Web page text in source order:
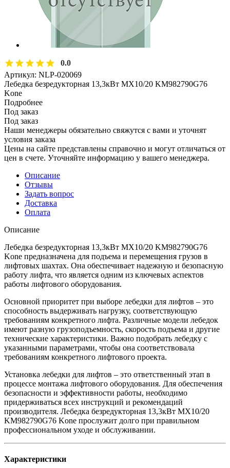
0.0
Артикул: NLP-020069
Лебедка безредукторная 13,3кВт MX10/20 KM982790G76
Kone
Подробнее
Под заказ
Под заказ
Наши менеджеры обязательно свяжутся с вами и уточнят
условия заказа
Цены на сайте представлены справочно и могут отличаться от
цен в счете. Уточняйте информацию у вашего менеджера.
Описание
Отзывы
Задать вопрос
Доставка
Оплата
Описание
Лебедка безредукторная 13,3кВт MX10/20 KM982790G76
Kone предназначена для подъема и перемещения грузов в
лифтовых шахтах. Она обеспечивает надежную и безопасную
работу лифта, что является одним из ключевых аспектов
работы лифтового оборудования.
Основной приоритет при выборе лебедки для лифтов – это
способность выдерживать нагрузку, соответствующую
требованиям конкретного лифта. Различные модели лебедок
имеют разную грузоподъемность, скорость подъема и другие
технические характеристики. Важно подобрать лебедку с
указанными параметрами, чтобы она соответствовала
требованиям конкретного лифтового проекта.
Установка лебедки для лифтов – это ответственный этап в
процессе монтажа лифтового оборудования. Для обеспечения
безопасности и эффективности работы, необходимо
придерживаться всех инструкций и рекомендаций
производителя. Лебедка безредукторная 13,3кВт MX10/20
KM982790G76 Kone прослужит долго при правильном
профессиональном уходе и обслуживании.
Характеристики